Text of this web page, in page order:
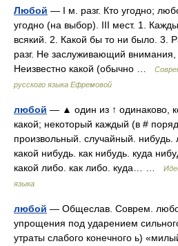
Любой — I м. разг. Кто угодно;
угодно (на выбор). III мест. 1.
всякий. 2. Какой бы то ни было. 3.
разг. Не заслуживающий внимания,
Неизвестно какой (обычно …
русского языка Ефремовой
любой — ▲ один из ↑ одинаково,
какой; некоторый каждый (в #
произвольный. случайный. нибудь.
какой нибудь. как нибудь. куда
какой либо. как либо. куда… …
языка
любой — Общеслав. Соврем.
упрощения под ударением
утраты слабого конечного ь)